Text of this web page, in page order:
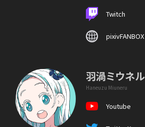
Twitch
pixivFANBOX
羽渦ミウネル
Haneuzu Miuneru
Youtube